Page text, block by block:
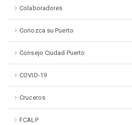
Colaboradores
Conozca su Puerto
Consejo Ciudad Puerto
COVID-19
Cruceros
FCALP